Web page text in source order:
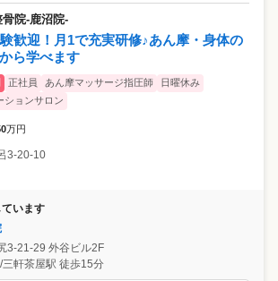
院-鹿沼院-
験歓迎！月1で充実研修♪あん摩・身体の
ら学べます
正社員 あん摩マッサージ指圧師
日曜休み
ションサロン
万円
3-20-10
います
3-21-29 外谷ビル2F
軒茶屋駅 徒歩15分